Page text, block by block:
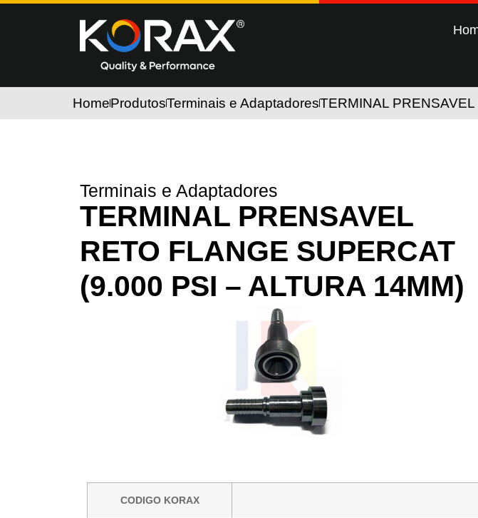
HomeProdutosTerminais e AdaptadoresTERMINAL
Terminais e Adaptadores
TERMINAL PRENSAVEL
RETO FLANGE SUPERCAT
(9.000 PSI – ALTURA 14MM)
CODIGO KORAX